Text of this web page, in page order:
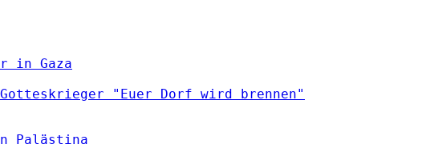
in Gaza
"Euer Dorf wird brennen"
Palästina